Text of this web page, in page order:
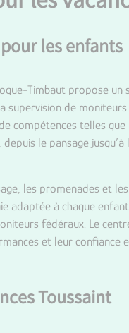
les enfants
Timbaut propose un
de
compétences telles
le pansage
les promenades et
adaptée à chaque
fédéraux. Le
et leur confiance
Toussaint